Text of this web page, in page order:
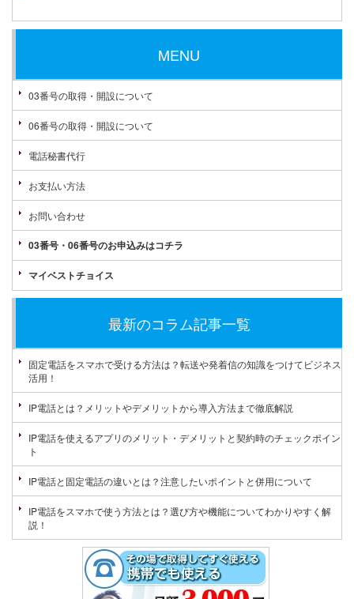
MENU
03番号の取得・開設について
06番号の取得・開設について
電話秘書代行
お支払い方法
お問い合わせ
03番号・06番号のお申込みはコチラ
マイベストチョイス
最新のコラム記事一覧
固定電話をスマホで受ける方法は？転送や発着信の知識をつけてビジネス
活用！
IP電話とは？メリットやデメリットから導入方法まで徹底解説
IP電話を使えるアプリのメリット・デメリットと契約時のチェックポイン
ト
IP電話と固定電話の違いとは？注意したいポイントと併用について
IP電話をスマホで使う方法とは？選び方や機能についてわかりやすく解
説！